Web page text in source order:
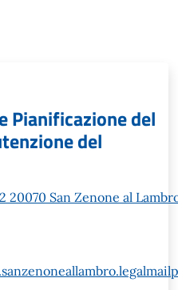
Pianificazione del
del
20070 San Zenone al